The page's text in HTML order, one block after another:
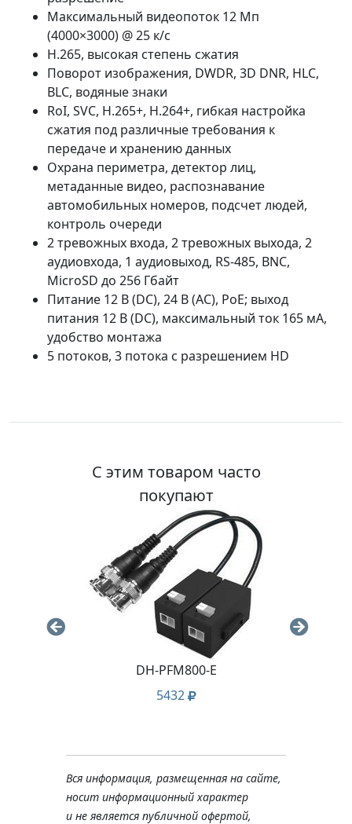
Максимальный видеопоток 12 Мп
(4000×3000) @ 25 к/с
H.265, высокая степень сжатия
Поворот изображения, DWDR, 3D DNR, HLC,
BLC, водяные знаки
RoI, SVC, H.265+, H.264+, гибкая настройка
сжатия под различные требования к
передаче и хранению данных
Охрана периметра, детектор лиц,
метаданные видео, распознавание
автомобильных номеров, подсчет людей,
контроль очереди
2 тревожных входа, 2 тревожных выхода, 2
аудиовхода, 1 аудиовыход, RS-485, BNC,
MicroSD до 256 Гбайт
Питание 12 В (DC), 24 В (AC), PoE; выход
питания 12 В (DC), максимальный ток 165 мА,
удобство монтажа
5 потоков, 3 потока с разрешением HD
С этим товаром часто
покупают
DH-PFM800-E
5432
Вся информация, размещенная на сайте,
носит информационный характер
и не является публичной офертой,